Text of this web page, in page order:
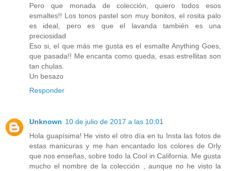
Pero que monada de colección, quiero todos esos
esmaltes!! Los tonos pastel son muy bonitos, el rosita palo
es ideal, pero es que el lavanda también es una
preciosidad
Eso si, el que más me gusta es el esmalte Anything Goes,
que pasada!! Me encanta como queda, esas estrellitas son
tan chulas.
Un besazo
Responder
Unknown 10 de julio de 2017 a las 10:01
Hola guapísima! He visto el otro día en tu Insta las fotos de
estas manicuras y me han encantado los colores de Orly
que nos enseñas, sobre todo la Cool in California. Me gusta
mucho el nombre de la colección , aunque no he visto la